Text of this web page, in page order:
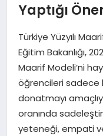
MAGAZIN
SAĞLIK
SPOR
TEKNOLOJI
Yaptığı
Türkiye Yüzyılı
Eğitim Bakanlığı,
Maarif Modeli’ni
öğrencileri sadece
donatmayı
oranında
yeteneği, empati